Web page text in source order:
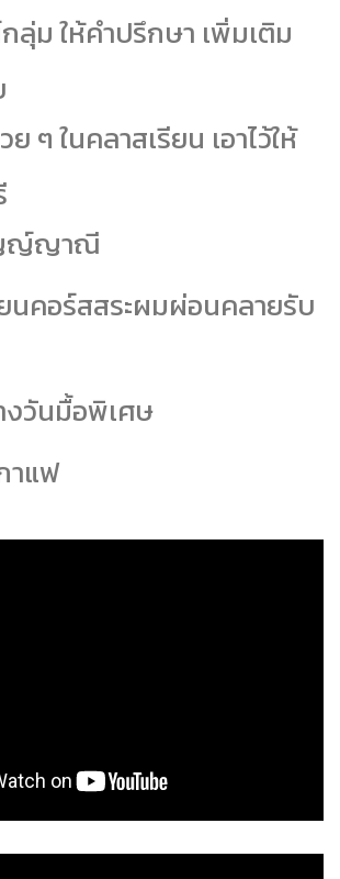
ม ให้คำปรึกษา เพิ่มเติม
ๆ ในคลาสเรียน เอาไว้ให้
ญ์ญาณี
คอร์สสระผมผ่อนคลายรับ
วันมื้อพิเศษ
าแฟ